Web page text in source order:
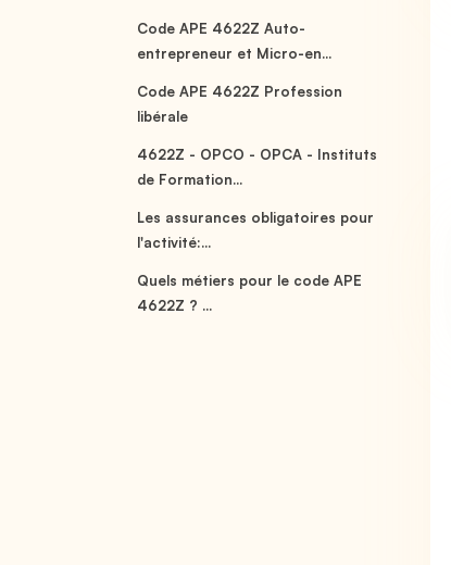
Code APE 4622Z Auto-
entrepreneur et Micro-en...
Code APE 4622Z Profession
libérale
4622Z - OPCO - OPCA - Instituts
de Formation...
Les assurances obligatoires pour
l'activité:...
Quels métiers pour le code APE
4622Z ? ...